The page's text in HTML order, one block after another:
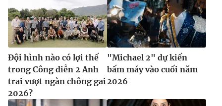
Đội hình nào có lợi thế
trong Công diễn 2 Anh
trai vượt ngàn chông gai
2026?
"Michael 2" dự kiến
bấm máy vào cuối năm
2026